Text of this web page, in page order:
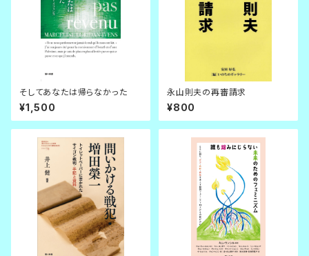
そしてあなたは帰らなかった
¥1,500
永山則夫の再審請求
¥800